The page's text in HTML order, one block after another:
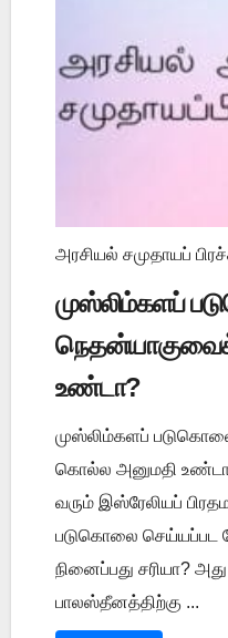
அரசியல் சமுதாயப்
முஸ்லிம்களப்
உண்டா?
முஸ்லிம்களப்
கொல்ல அனுமதி
வரும் இஸ்ரேலியப்
படுகொலை செய்யப்பட
நினைப்பது சரியா?
பாலஸ்தீனத்திற்கு ...